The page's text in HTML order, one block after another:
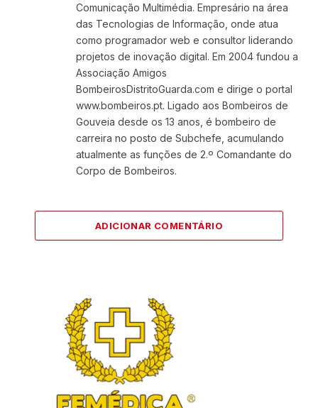
Comunicação Multimédia. Empresário na área
das Tecnologias de Informação, onde atua
como programador web e consultor liderando
projetos de inovação digital. Em 2004 fundou a
Associação Amigos
BombeirosDistritoGuarda.com e dirige o portal
www.bombeiros.pt. Ligado aos Bombeiros de
Gouveia desde os 13 anos, é bombeiro de
carreira no posto de Subchefe, acumulando
atualmente as funções de 2.º Comandante do
Corpo de Bombeiros.
ADICIONAR COMENTÁRIO